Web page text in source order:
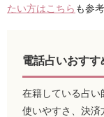
たい方はこちら も参
電話占いおす
在籍している占
使いやすさ、決